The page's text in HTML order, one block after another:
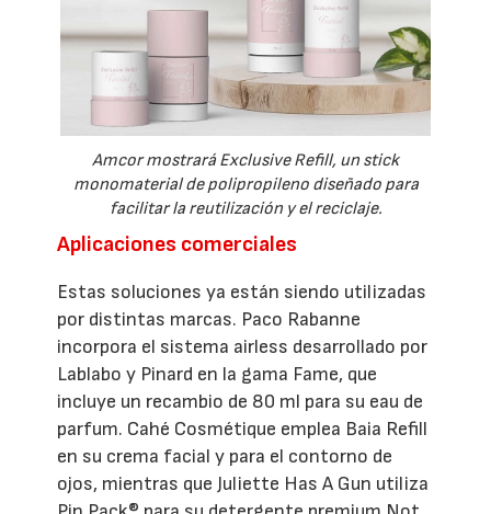
Amcor mostrará Exclusive Refill, un stick
monomaterial de polipropileno diseñado para
facilitar la reutilización y el reciclaje.
Aplicaciones comerciales
Estas soluciones ya están siendo utilizadas
por distintas marcas. Paco Rabanne
incorpora el sistema airless desarrollado por
Lablabo y Pinard en la gama Fame, que
incluye un recambio de 80 ml para su eau de
parfum. Cahé Cosmétique emplea Baia Refill
en su crema facial y para el contorno de
ojos, mientras que Juliette Has A Gun utiliza